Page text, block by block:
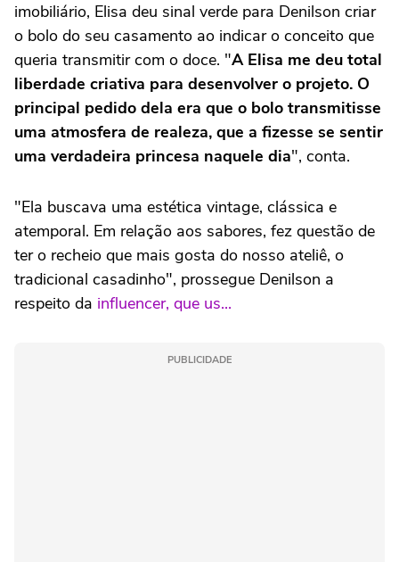
imobiliário, Elisa deu sinal verde para Denilson criar
o bolo do seu casamento ao indicar o conceito que
queria transmitir com o doce. "A Elisa me deu total
liberdade criativa para desenvolver o projeto. O
principal pedido dela era que o bolo transmitisse
uma atmosfera de realeza, que a fizesse se sentir
uma verdadeira princesa naquele dia", conta.
"Ela buscava uma estética vintage, clássica e
atemporal. Em relação aos sabores, fez questão de
ter o recheio que mais gosta do nosso ateliê, o
tradicional casadinho", prossegue Denilson a
respeito da influencer, que us...
PUBLICIDADE